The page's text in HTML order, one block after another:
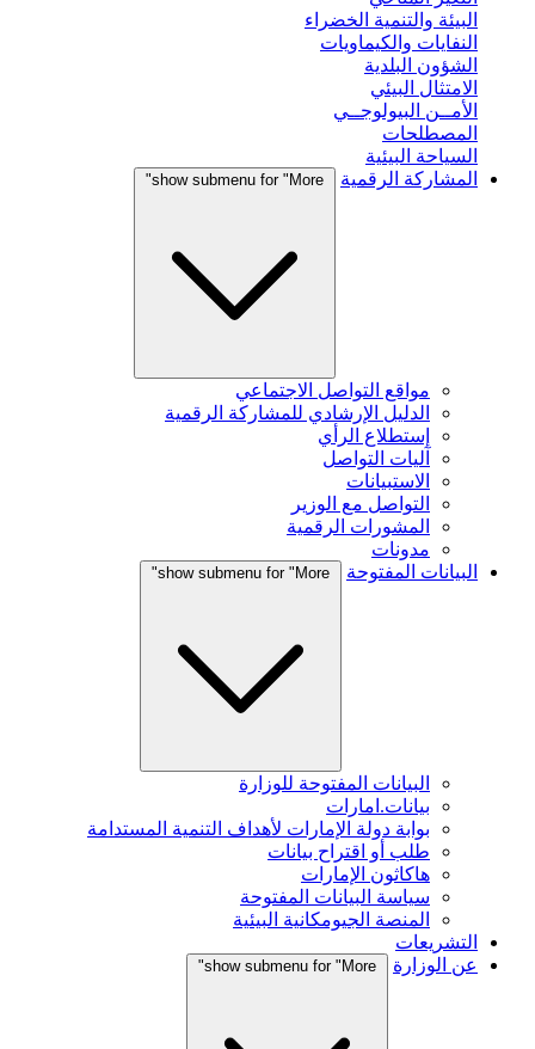
البيئة والتنمية الخضراء
النفايات والكيماويات
الشؤون البلدية
الامتثال البيئي
الأمــن البيولوجــي
المصطلحات
السياحة البيئية
المشاركة الرقمية
show submenu for "More"
مواقع التواصل الاجتماعي
الدليل الإرشادي للمشاركة الرقمية
إستطلاع الرأي
آليات التواصل
الاستبيانات
التواصل مع الوزير
المشورات الرقمية
مدونات
البيانات المفتوحة
show submenu for "More"
البيانات المفتوحة للوزارة
بيانات.امارات
بوابة دولة الإمارات لأهداف التنمية المستدامة
طلب أو اقتراح بيانات
هاكاثون الإمارات
سياسة البيانات المفتوحة
المنصة الجيومكانية البيئية
التشريعات
عن الوزارة
show submenu for "More"